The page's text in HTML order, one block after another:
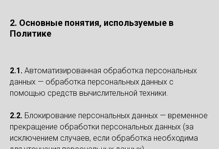
2. Основные понятия, используемые в
Политике
2.1. Автоматизированная обработка персональных
данных — обработка персональных данных с
помощью средств вычислительной техники.
2.2. Блокирование персональных данных — временное
прекращение обработки персональных данных (за
исключением случаев, если обработка необходима